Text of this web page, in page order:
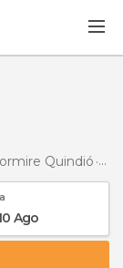
Quindió
Ago